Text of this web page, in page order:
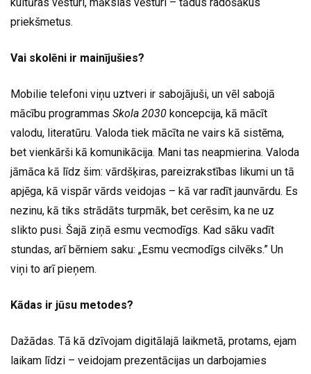
priekšmetus.
Vai skolēni ir mainījušies?
Mobilie telefoni viņu uztveri ir sabojājuši, un vēl sabojā
mācību programmas Skola 2030 koncepcija, kā mācīt
valodu, literatūru. Valoda tiek mācīta ne vairs kā sistēma,
bet vienkārši kā komunikācija. Mani tas neapmierina. Valoda
jāmāca kā līdz šim: vārdšķiras, pareizrakstības likumi un tā
apjēga, kā vispār vārds veidojas – kā var radīt jaunvārdu. Es
nezinu, kā tiks strādāts turpmāk, bet cerēsim, ka ne uz
slikto pusi. Šajā ziņā esmu vecmodīgs. Kad sāku vadīt
stundas, arī bērniem saku: „Esmu vecmodīgs cilvēks.” Un
viņi to arī pieņem.
Kādas ir jūsu metodes?
Dažādas. Tā kā dzīvojam digitālajā laikmetā, protams, ejam
laikam līdzi – veidojam prezentācijas un darbojamies